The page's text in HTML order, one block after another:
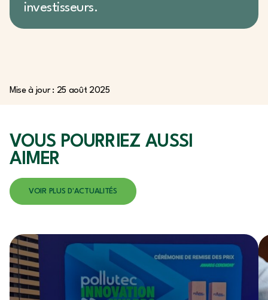
investisseurs.
Mise à jour : 25 août 2025
VOUS POURRIEZAUSSI
AIMER
VOIR PLUS D'ACTUALITÉS